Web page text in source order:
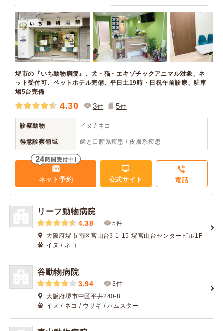
堺市の『いち動物病院』、犬・猫・エキゾチックアニマル対象、ネ
ット受付可、ペットホテル完備、平日土19時・日祝午前診療、駐車
場5台完備
4.30 3件 5件
診察動物 イヌ / ネコ
得意診察領域 歯と口腔系疾患 / 皮膚系疾患
ネット予約 公式サイト 電話
リーフ動物病院
4.38
5件
大阪府堺市南区宮山台3-1-15 堺宮山台センタービル1F
イヌ / ネコ
谷動物病院
3.94
3件
大阪府堺市中区平井240-8
イヌ / ネコ / ウサギ / ハムスター